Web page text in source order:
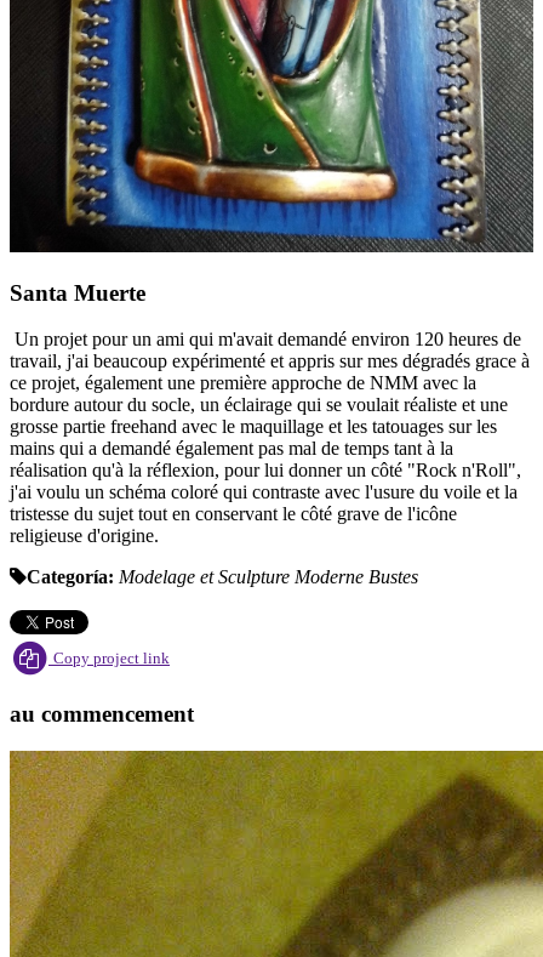
Santa Muerte
Un projet pour un ami qui m'avait demandé environ 120 heures de
travail, j'ai beaucoup expérimenté et appris sur mes dégradés grace à
ce projet, également une première approche de NMM avec la
bordure autour du socle, un éclairage qui se voulait réaliste et une
grosse partie freehand avec le maquillage et les tatouages sur les
mains qui a demandé également pas mal de temps tant à la
réalisation qu'à la réflexion, pour lui donner un côté "Rock n'Roll",
j'ai voulu un schéma coloré qui contraste avec l'usure du voile et la
tristesse du sujet tout en conservant le côté grave de l'icône
religieuse d'origine.
Categoría: Modelage et Sculpture Moderne Bustes
Copy project link
au commencement